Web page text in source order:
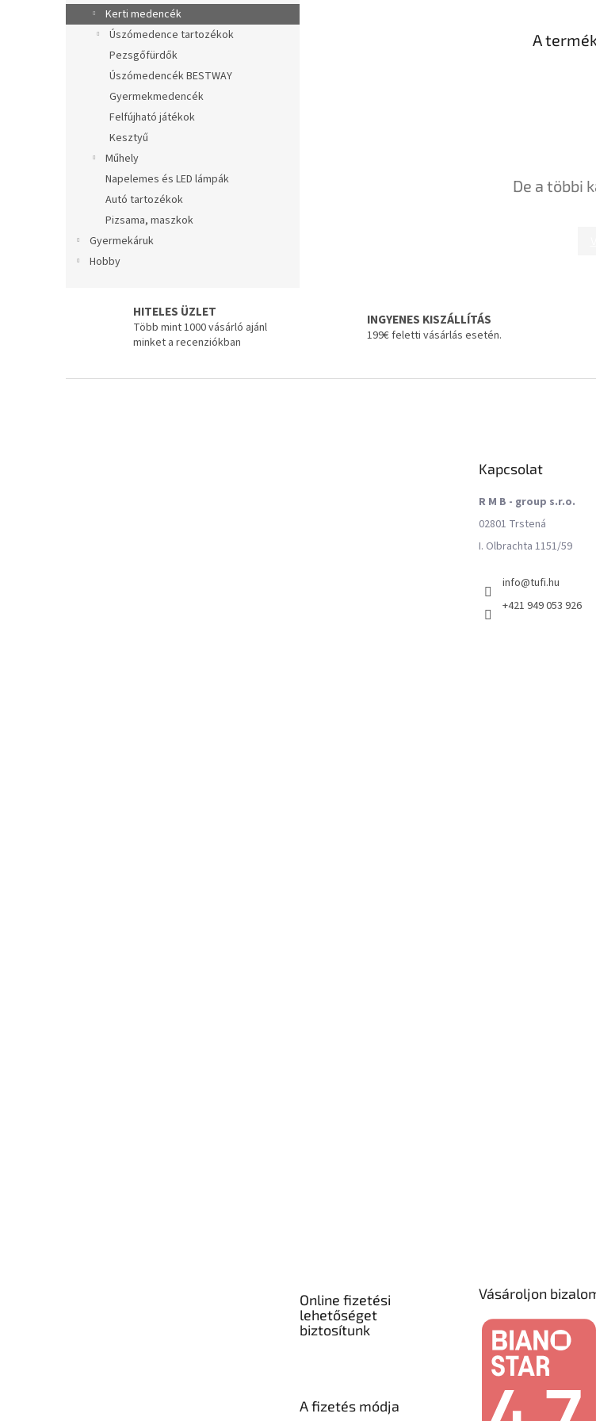
e
l
Kerti medencék
Úszómedence tartozékok
Pezsgőfürdők
Úszómedencék BESTWAY
Gyermekmedencék
Felfújható játékok
Kesztyű
Műhely
Napelemes és LED lámpák
Autó tartozékok
Pizsama, maszkok
Gyermekáruk
Hobby
A
De a többi
HITELES ÜZLET
Több mint 1000 vásárló ajánl
minket a recenziókban
INGYENES KISZÁLLÍTÁS
199€ feletti vásárlás esetén.
Kapcsolat
R M B - group s.r.o.
02801 Trstená
I. Olbrachta 1151/59
info@tufi.hu
+421 949 053 926
Online fizetési
lehetőséget
biztosítunk
A fizetés módja
Vásároljon